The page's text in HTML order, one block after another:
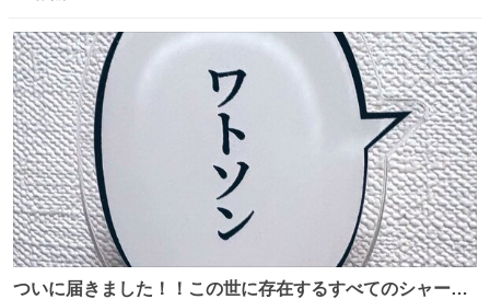
す。ちいかわ初心者向けです🖊
ト
数
ついに届きました！！この世に存在するすべてのシャーロ